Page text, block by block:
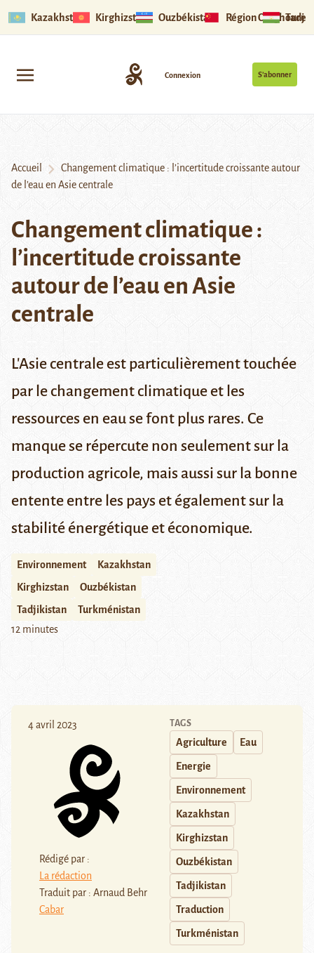
Kazakhstan Kirghizstan Ouzbékistan Région Ouïghoure
S’abonner
Connexion
Accueil
Changement climatique : l’incertitude croissante autour
de l’eau en Asie centrale
Changement climatique :
l’incertitude croissante
autour de l’eau en Asie
centrale
L'Asie centrale est particulièrement touchée
par le changement climatique et les
ressources en eau se font plus rares. Ce
manque se répercute non seulement sur la
production agricole, mais aussi sur la bonne
entente entre les pays et également sur la
stabilité énergétique et économique.
Environnement
Kazakhstan
Kirghizstan
Ouzbékistan
Tadjikistan
Turkménistan
12 minutes
4 avril 2023
Rédigé par :
La rédaction
Traduit par : Arnaud Behr
Cabar
TAGS
Agriculture Eau
Energie
Environnement
Kazakhstan
Kirghizstan
Ouzbékistan
Tadjikistan
Traduction
Turkménistan